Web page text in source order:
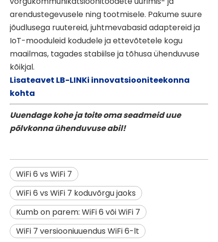
arendustegevusele ning tootmisele. Pakume suure
jõudlusega ruutereid, juhtmevabasid adaptereid ja
IoT-mooduleid kodudele ja ettevõtetele kogu
maailmas, tagades stabiilse ja tõhusa ühenduvuse
kõikjal.
Lisateavet LB-LINKi innovatsiooniteekonna
kohta
Uuendage kohe ja toite oma seadmeid uue
põlvkonna ühenduvuse abil!
WiFi 6 vs WiFi 7
WiFi 6 vs WiFi 7 koduvõrgu jaoks
Kumb on parem: WiFi 6 või WiFi 7
WiFi 7 versiooniuuendus WiFi 6-lt